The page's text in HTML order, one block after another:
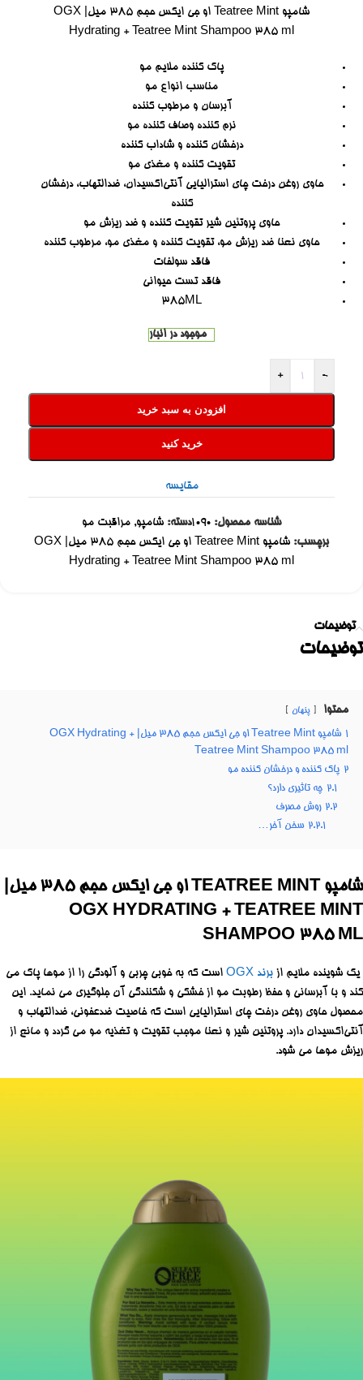
شامپو Teatree Mint او جی ایکس حجم ۳۸۵ میل| OGX
Hydrating + Teatree Mint Shampoo 385 ml
پاک کننده ملایم مو
مناسب انواع مو
آبرسان و مرطوب کننده
نرم کننده وصاف کننده مو
درخشان کننده و شاداب کننده
تقویت کننده و مغذی مو
حاوی روغن درخت چای استرالیایی آنتی‌اکسیدان، ضدالتهاب، درخشان
کننده
حاوی پروتئین شیر تقویت کننده و ضد ریزش مو
حاوی نعنا ضد ریزش مو، تقویت کننده و مغذی مو، مرطوب کننده
فاقد سولفات
فاقد تست حیوانی
385ML
موجود در انبار
-
+
افزودن به سبد خرید
خرید کنید
مقایسه
شناسه محصول: 1090دسته: شامپو, مراقبت مو
برچسب:
شامپو Teatree Mint او جی ایکس حجم ۳۸۵ میل| OGX
Hydrating + Teatree Mint Shampoo 385 ml
توضیحات
توضیحات
محتوا پنهان
1
شامپو Teatree Mint او جی ایکس حجم ۳۸۵ میل| OGX Hydrating +
Teatree Mint Shampoo 385 ml
2 پاک کننده و درخشان کننده مو
2.1 چه تاثیری دارد؟
2.2 روش مصرف
2.2.1 سخن آخر…
شامپو TEATREE MINT او جی ایکس حجم ۳۸۵ میل|
OGX HYDRATING + TEATREE MINT
SHAMPOO 385 ML
یک شوینده ملایم از برند OGX
است که به خوبی چربی و آلودگی را از موها پاک می
کند و با آبرسانی و حفظ رطوبت مو از خشکی و شکنندگی آن جلوگیری می نماید. این
محصول حاوی روغن درخت چای استرالیایی است که خاصیت ضدعفونی، ضدالتهاب و
آنتی‌اکسیدان دارد. پروتئین شیر و نعنا موجب تقویت و تغذیه مو می گردد و مانع از
ریزش موها می شود.